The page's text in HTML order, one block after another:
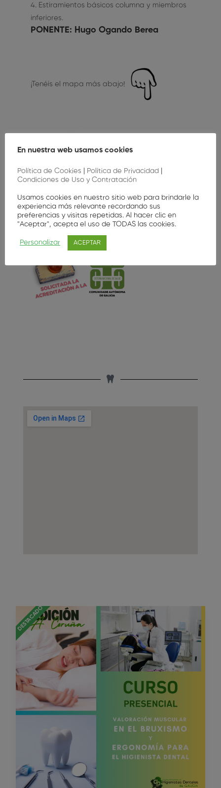
Estiramientos básicos columna y miembros
inferiores.
PONENTE: Hugo Ogando Berea
¡Tenéis el mapa más abajo!
En nuestra web usamos cookies
Política de Cookies Política de Privacidad
Condiciones de Uso y Contratación
Usamos cookies en nuestro sitio web para brindarle la
experiencia más relevante recordando sus
preferencias y visitas repetidas. Al hacer clic en
"Aceptar", acepta el uso de TODAS las cookies.
Personalizar ACEPTAR